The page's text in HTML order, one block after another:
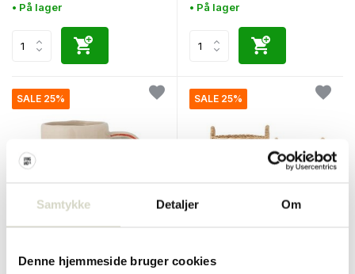
Samtykke Detaljer Om
Denne hjemmeside bruger cookies
• På lager • På lager
SALE 25%
Cloudy krus sæt med 6 stk
SALE 25%
Agnes opbevaringskurve sæt